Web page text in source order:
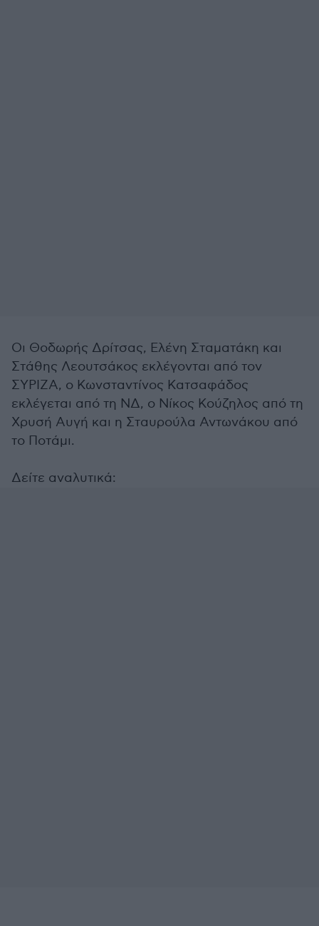
Οι Θοδωρής Δρίτσας, Ελένη Σταματάκη και
Στάθης Λεουτσάκος εκλέγονται από τον
ΣΥΡΙΖΑ, ο Κωνσταντίνος Κατσαφάδος
εκλέγεται από τη ΝΔ, ο Νίκος Κούζηλος από τη
Χρυσή Αυγή και η Σταυρούλα Αντωνάκου από
το Ποτάμι.
Δείτε αναλυτικά: